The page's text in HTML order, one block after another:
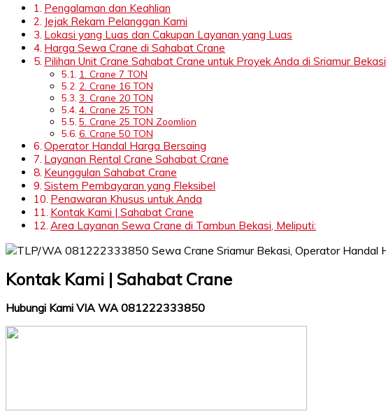
Pengalaman dan Keahlian
Jejak Rekam Pelanggan Kami
Lokasi yang Luas dan Cakupan Layanan yang Luas
Harga Sewa Crane di Sahabat Crane
Pilihan Unit Crane Sahabat Crane untuk Proyek Anda di Sriamur Bekasi
1. Crane 7 TON
2. Crane 16 TON
3. Crane 20 TON
4. Crane 25 TON
5. Crane 25 TON Zoomlion
6. Crane 50 TON
Operator Handal Harga Bersaing
Layanan Rental Crane Sahabat Crane
Keunggulan Sahabat Crane
Sistem Pembayaran yang Fleksibel
Penawaran Khusus untuk Anda
Kontak Kami | Sahabat Crane
Area Layanan Sewa Crane di Tambun Bekasi, Meliputi:
Kontak Kami | Sahabat Crane
Hubungi Kami VIA WA 081222333850